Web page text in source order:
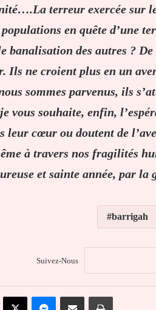
terreur exercée sur
en quête d’une
banalisation des autres ?
Ils ne croient plus en un
sommes parvenus, ils
vous souhaite, enfin,
leur cœur ou doutent de
à travers nos fragilités
et sainte année, par la
barrigah
Suivez-Nous
X MessengerPartager par email Imprimer